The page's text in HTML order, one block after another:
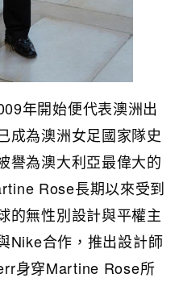
年開始便代表澳洲出
成為澳洲女足國家隊史
譽為澳大利亞最偉大的
Rose長期以來受到
的無性別設計與平權主
Nike合作，推出設計師
身穿Martine Rose所